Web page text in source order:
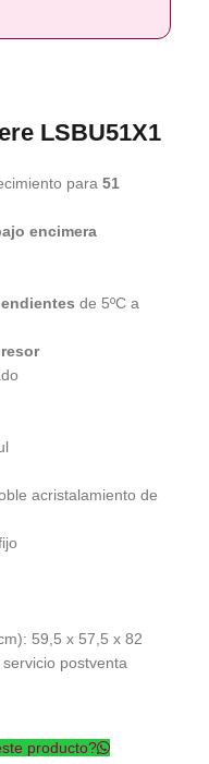
LSBU51X1
para 51
encimera
de 5ºC a
acristalamiento de
59,5 x 57,5 x 82
postventa
producto?